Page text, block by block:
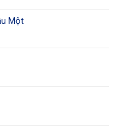
Một